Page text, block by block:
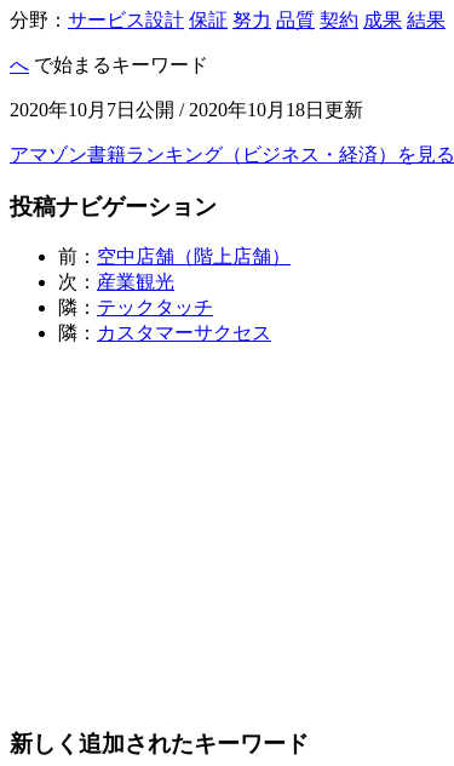
分野： サービス設計 保証 努力 品質 契約 成果 結果
へ で始まるキーワード
2020年10月7日公開 / 2020年10月18日更新
アマゾン書籍ランキング（ビジネス・経済）を見る
投稿ナビゲーション
前： 空中店舗（階上店舗）
次： 産業観光
隣： テックタッチ
隣： カスタマーサクセス
新しく追加されたキーワード